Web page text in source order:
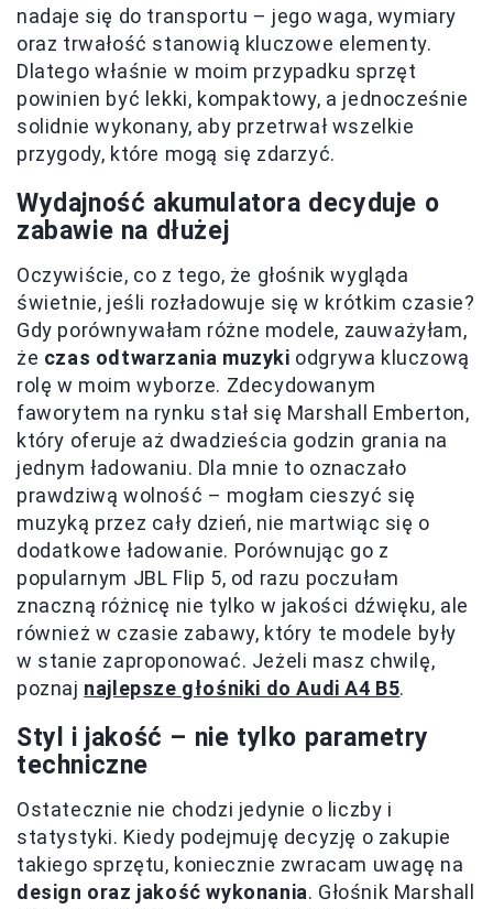
nadaje się do transportu – jego waga, wymiary
oraz trwałość stanowią kluczowe elementy.
Dlatego właśnie w moim przypadku sprzęt
powinien być lekki, kompaktowy, a jednocześnie
solidnie wykonany, aby przetrwał wszelkie
przygody, które mogą się zdarzyć.
Wydajność akumulatora decyduje o
zabawie na dłużej
Oczywiście, co z tego, że głośnik wygląda
świetnie, jeśli rozładowuje się w krótkim czasie?
Gdy porównywałam różne modele, zauważyłam,
że czas odtwarzania muzyki odgrywa kluczową
rolę w moim wyborze. Zdecydowanym
faworytem na rynku stał się Marshall Emberton,
który oferuje aż dwadzieścia godzin grania na
jednym ładowaniu. Dla mnie to oznaczało
prawdziwą wolność – mogłam cieszyć się
muzyką przez cały dzień, nie martwiąc się o
dodatkowe ładowanie. Porównując go z
popularnym JBL Flip 5, od razu poczułam
znaczną różnicę nie tylko w jakości dźwięku, ale
również w czasie zabawy, który te modele były
w stanie zaproponować. Jeżeli masz chwilę,
poznaj najlepsze głośniki do Audi A4 B5.
Styl i jakość – nie tylko parametry
techniczne
Ostatecznie nie chodzi jedynie o liczby i
statystyki. Kiedy podejmuję decyzję o zakupie
takiego sprzętu, koniecznie zwracam uwagę na
design oraz jakość wykonania. Głośnik Marshall